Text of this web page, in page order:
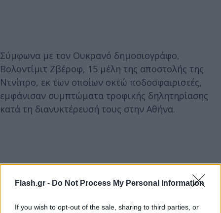
Flash.gr - Do Not Process My Personal Information
If you wish to opt-out of the sale, sharing to third parties, or
Σύμφωνα με τον Ουκρανό δημοσιογράφο,
Βολοντίμιτ Ζβέροφ, 15 μέλη της αποστολής της
Ντνίπρο, εκ των οποίων οκτώ ποδοσφαιριστές,
εμφάνισαν συμπτώματα τροφικής δηλητηρίασης
κατά τη διανυκτέρευσή τους στην Αθήνα.